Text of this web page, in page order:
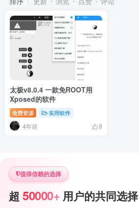
太极v8.0.4 一款免ROOT用
Xposed的软件
免费资源 实用软件
4年前 9
值得信赖的选择
超50000+ 用户的共同选择